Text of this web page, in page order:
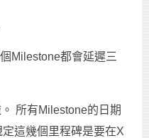
Milestone都會延遲三
所有Milestone的日期
這幾個里程碑是要在X